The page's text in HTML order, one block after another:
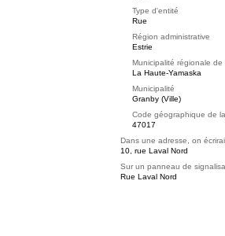
Type d'entité
Rue
Région administrative
Estrie
Municipalité régionale de
La Haute-Yamaska
Municipalité
Granby (Ville)
Code géographique de
47017
Dans une adresse, on
10, rue Laval Nord
Sur un panneau de
Rue Laval Nord